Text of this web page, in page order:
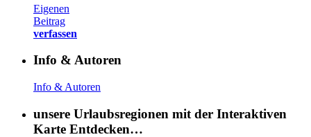
Eigenen
Beitrag
verfassen
Info & Autoren
Info & Autoren
unsere Urlaubsregionen mit der Interaktiven
Karte Entdecken…